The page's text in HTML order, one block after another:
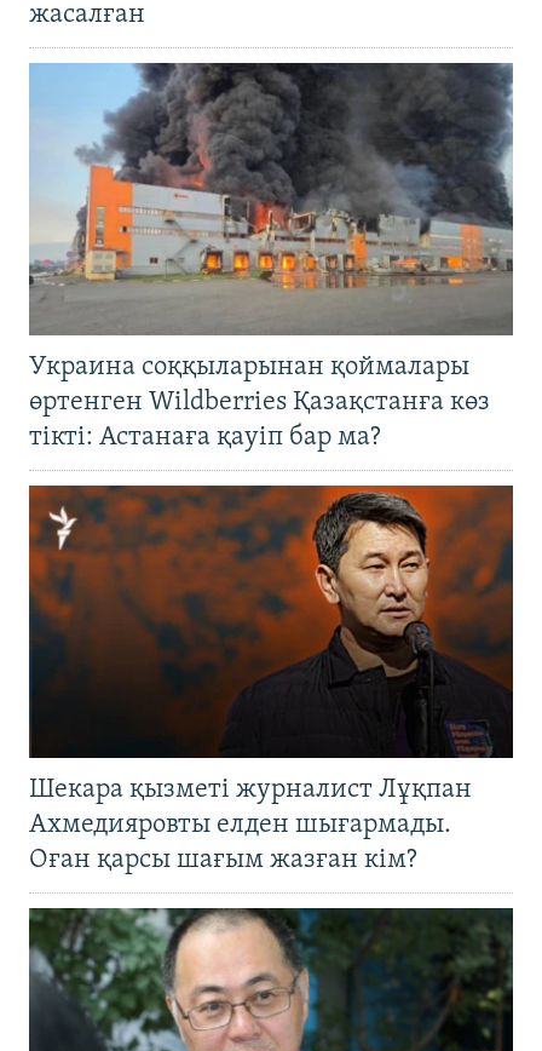
жасалған
Украина соққыларынан қоймалары
өртенген Wildberries Қазақстанға көз
тікті: Астанаға қауіп бар ма?
Шекара қызметі журналист Лұқпан
Ахмедияровты елден шығармады.
Оған қарсы шағым жазған кім?